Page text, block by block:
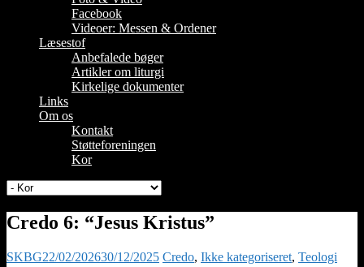
Facebook
Videoer: Messen & Ordener
Læsestof
Anbefalede bøger
Artikler om liturgi
Kirkelige dokumenter
Links
Om os
Kontakt
Støtteforeningen
Kor
Credo 6: “Jesus Kristus”
SKBG22/02/202630/12/2025 Credo, Ikke kategoriseret, Teologi